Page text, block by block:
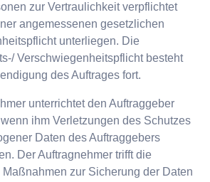
zur Vertraulichkeit verpflichtet
angemessenen gesetzlichen
unterliegen. Die
Verschwiegenheitspflicht besteht
des Auftrages fort.
unterrichtet den Auftraggeber
ihm Verletzungen des Schutzes
Daten des Auftraggebers
Der Auftragnehmer trifft die
zur Sicherung der Daten